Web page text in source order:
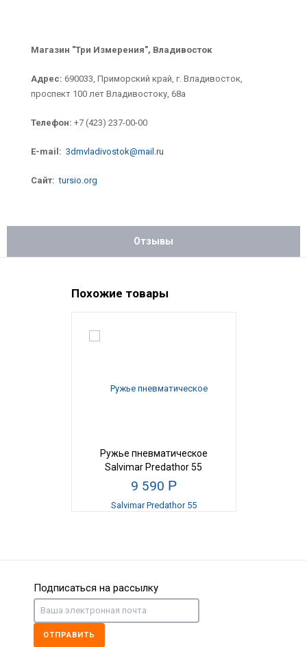
Магазин "Три Измерения", Владивосток
Адрес: 690033, Приморский край, г. Владивосток,
проспект 100 лет Владивостоку, 68а
Телефон: +7 (423) 237-00-00
E-mail: 3dmvladivostok@mail.ru
Сайт: tursio.org
Отзывы
Похожие товары
Ружье пневматическое
Salvimar Predathor 55
9 590 Р
Подписаться на рассылку
ОТПРАВИТЬ